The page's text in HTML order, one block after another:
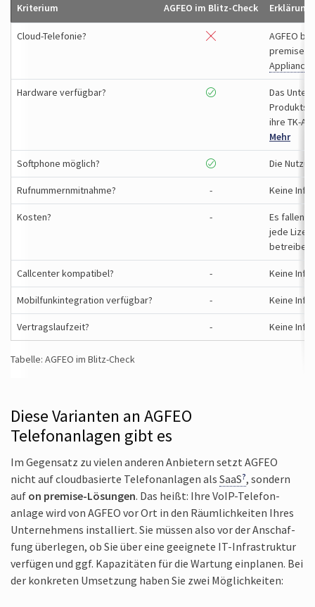
Tabelle: AGFEO im Blitz-Check
Kriterium AGFEO im Blitz-Check Erklärung
Cloud-Telefonie?
AGFEO
premise),
Appliance
Hardware verfügbar?
Das
ihre TK-
Mehr
Softphone möglich? Die
Rufnummern­mitnahme? - Keine
Kosten? -
Es fallen
jede
betreiben.
Call­center kompatibel? - Keine
Mobil­funk­integration verfügbar? - Keine
Vertrags­laufzeit? - Keine
Diese Varianten an AGFEO
Telefonanlagen gibt es
Im Gegen­satz zu vielen anderen Anbietern setzt AGFEO
nicht auf cloud­basierte Telefon­anlagen als SaaS , sondern
auf on premise-Lösungen. Das heißt: Ihre VoIP-Telefon­
anlage wird von AGFEO vor Ort in den Räum­lich­keiten Ihres
Unter­nehmens instal­liert. Sie müssen also vor der An­schaf­
fung über­legen, ob Sie über eine geeignete IT-Infra­struktur
verfügen und ggf. Kapazi­täten für die Wartung ein­planen. Bei
der konkreten Umsetzung haben Sie zwei Möglich­keiten: